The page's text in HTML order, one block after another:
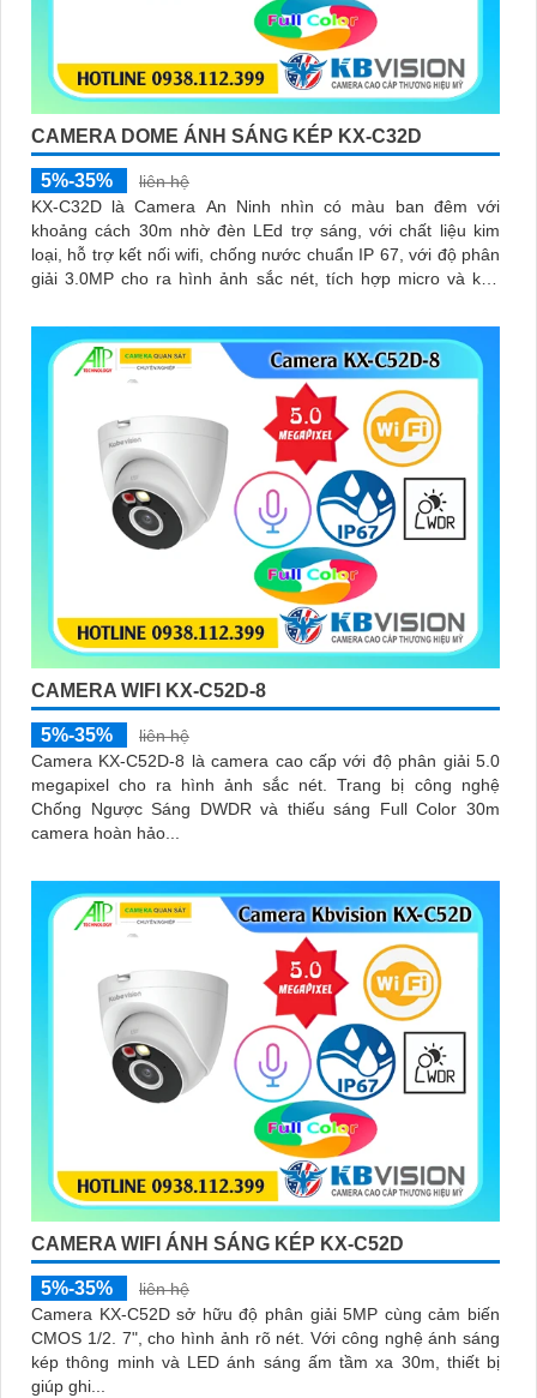
CAMERA DOME ÁNH SÁNG KÉP KX-C32D
5%-35%
liên hệ
KX-C32D là Camera An Ninh nhìn có màu ban đêm với
khoảng cách 30m nhờ đèn LEd trợ sáng, với chất liệu kim
loại, hỗ trợ kết nối wifi, chống nước chuẩn IP 67, với độ phân
giải 3.0MP cho ra hình ảnh sắc nét, tích hợp micro và khe
CAMERA WIFI KX-C52D-8
5%-35%
liên hệ
Camera KX-C52D-8 là camera cao cấp với độ phân giải 5.0
megapixel cho ra hình ảnh sắc nét. Trang bị công nghệ
Chống Ngược Sáng DWDR và thiếu sáng Full Color 30m
camera hoàn hảo...
CAMERA WIFI ÁNH SÁNG KÉP KX-C52D
5%-35%
liên hệ
Camera KX-C52D sở hữu độ phân giải 5MP cùng cảm biến
CMOS 1/2. 7", cho hình ảnh rõ nét. Với công nghệ ánh sáng
kép thông minh và LED ánh sáng ấm tầm xa 30m, thiết bị
giúp ghi...